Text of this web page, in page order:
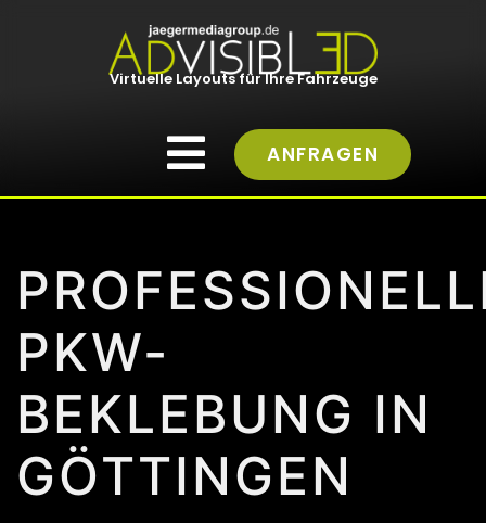
Virtuelle Layouts für Ihre Fahrzeuge
ANFRAGEN
PKW-
BEKLEBUNG IN
GÖTTINGEN